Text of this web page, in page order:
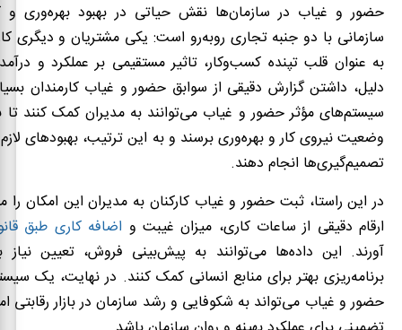
حضور و غیاب در سازمان‌ها نقش حیاتی در بهبود بهره‌وری و
سازمانی با دو جنبه تجاری روبه‌رو است: یکی مشتریان و دیگری
به عنوان قلب تپنده کسب‌وکار، تاثیر مستقیمی بر عملکرد و
دلیل، داشتن گزارش دقیقی از سوابق حضور و غیاب کارمندان
سیستم‌های مؤثر حضور و غیاب می‌توانند به مدیران کمک کنند تا
وضعیت نیروی کار و بهره‌وری برسند و به این ترتیب، بهبودهای لازم
تصمیم‌گیری‌ها انجام دهند.
در این راستا، ثبت حضور و غیاب کارکنان به مدیران این امکان
ارقام دقیقی از ساعات کاری، میزان غیبت و اضافه کاری طبق
آورند. این داده‌ها می‌توانند به پیش‌بینی فروش، تعیین نیاز
برنامه‌ریزی بهتر برای منابع انسانی کمک کنند. در نهایت، یک
حضور و غیاب می‌تواند به شکوفایی و رشد سازمان در بازار رقابتی